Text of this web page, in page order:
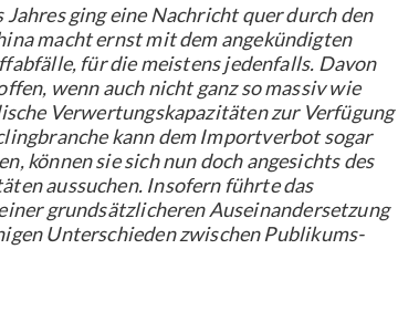
ging eine Nachricht quer durch den
macht ernst mit dem angekündigten
für die meistens jedenfalls. Davon
wenn auch nicht ganz so massiv wie
Verwertungskapazitäten zur Verfügung
kann dem Importverbot sogar
können sie sich nun doch angesichts des
aussuchen. Insofern führte das
grundsätzlicheren Auseinandersetzung
Unterschieden zwischen Publikums-